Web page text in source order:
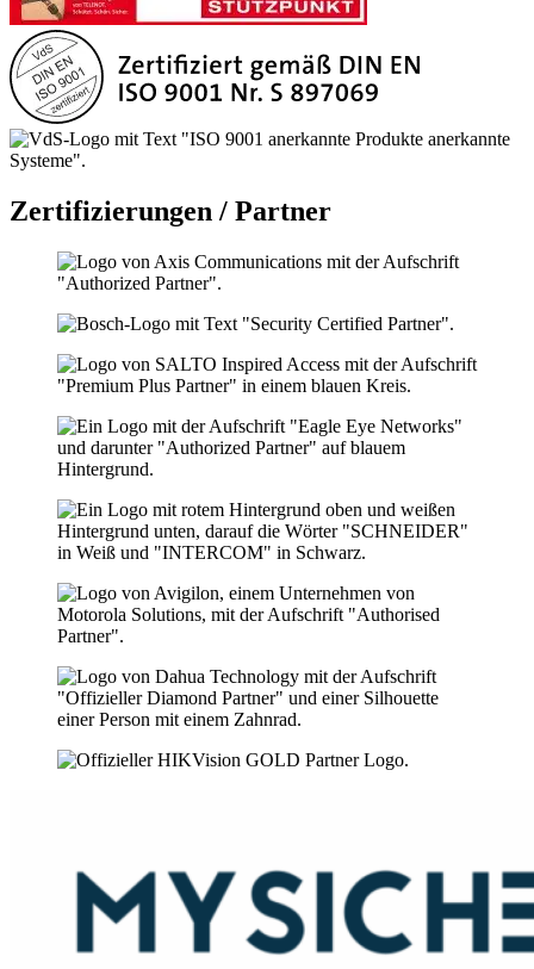
Zertifizierungen / Partner